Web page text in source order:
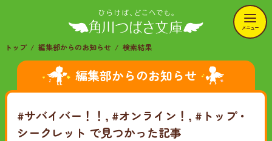
メニュー
トップ 編集部からのお知らせ 検索結果
編集部からのお知らせ
#サバイバー！！, #オンライン！, #トップ・
シークレット で見つかった記事